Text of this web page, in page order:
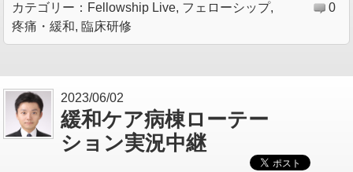
カテゴリー： Fellowship Live, フェローシップ,
疼痛・緩和, 臨床研修
0
2023/06/02
緩和ケア病棟ローテー
ション実況中継